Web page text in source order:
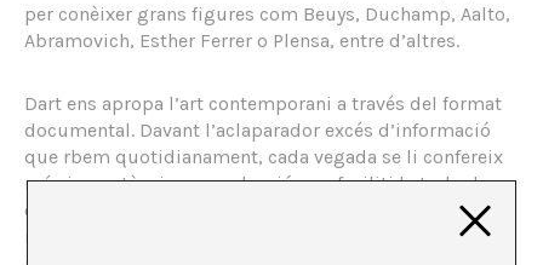
per conèixer grans figures com Beuys, Duchamp, Aalto,
Abramovich, Esther Ferrer o Plensa, entre d’altres.
Dart ens apropa l’art contemporani a través del format
documental. Davant l’aclaparador excés d’informació
que rbem quotidianament, cada vegada se li confereix
més importància a una elecció que faciliti la trobada
dels usuaris amb la cultura. La selecció realitzada any
rere any per dart en dona bon compte: propostes